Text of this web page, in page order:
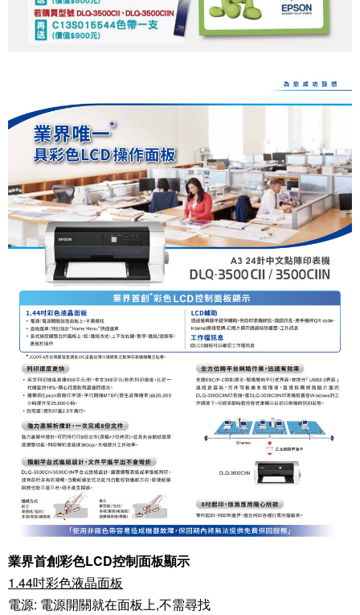
業界首創彩色LCD控制面板顯示
1.44吋彩色液晶面板
電源: 電源開關就在面板上,不需尋找